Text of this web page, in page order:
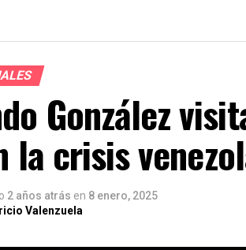
González
la crisis
2 años atrás en 8 enero, 2025
Valenzuela